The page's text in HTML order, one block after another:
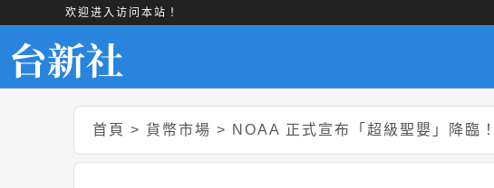
欢迎进入访问本站！
首頁 > 貨幣市場 > NOAA 正式宣布「超級聖嬰」降臨